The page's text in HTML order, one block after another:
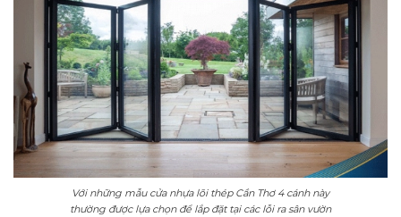
Với những mẫu cửa nhựa lõi thép Cần Thơ 4 cánh này
thường được lựa chọn để lắp đặt tại các lỗi ra sân vườn